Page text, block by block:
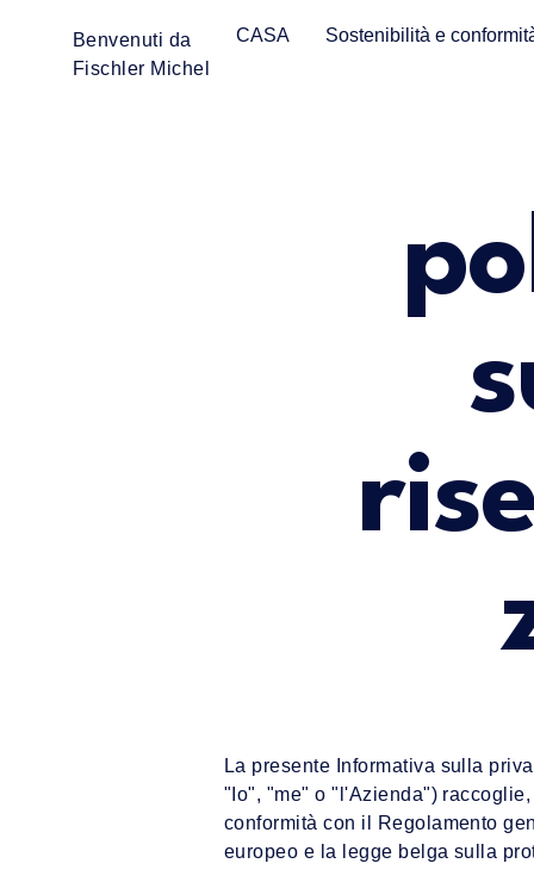
Benvenuti da
Fischler Michel
CASA Sostenibilità e
La presente Informativa sulla
"Io", "me" o "l'Azienda")
conformità con il Regolamento
europeo e la legge belga sulla